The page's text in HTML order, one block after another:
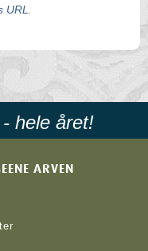
URL
hele året!
ARVEN